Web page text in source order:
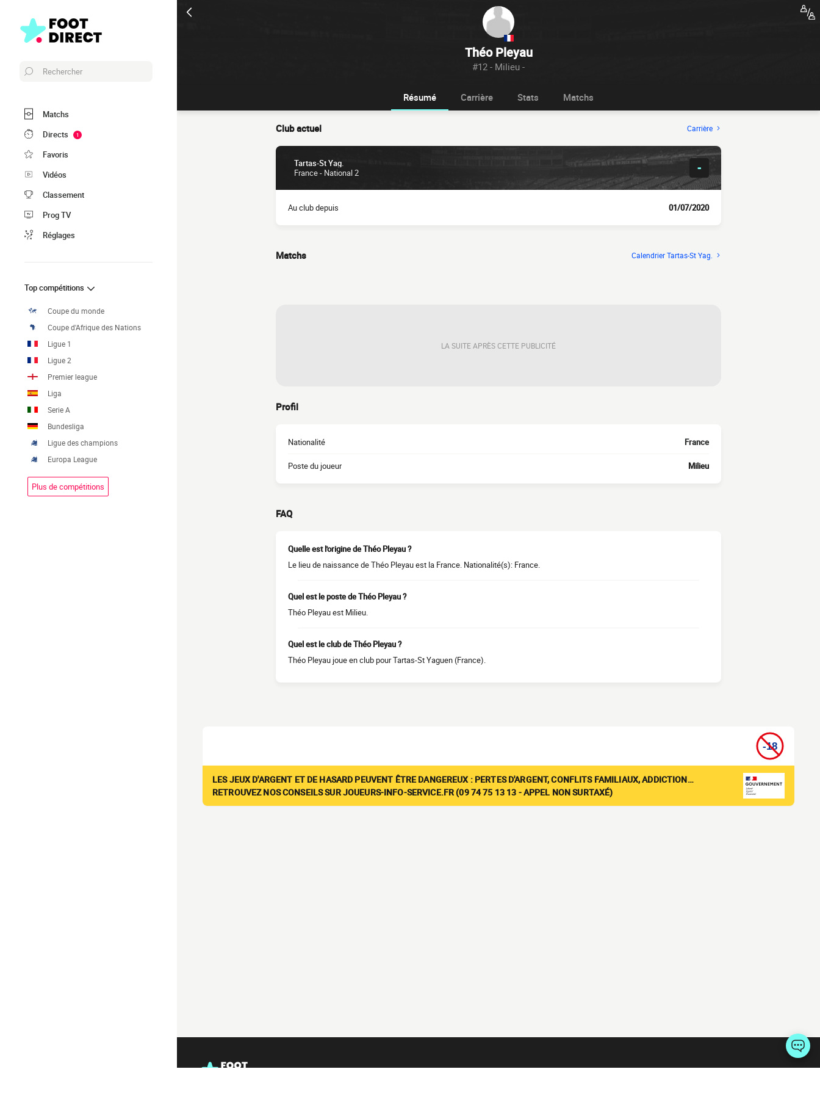
Théo Pleyau
#12 - Milieu -
Rechercher
Matchs
Directs
1
Favoris
Vidéos
Classement
Prog TV
Réglages
Top compétitions
Coupe du monde
Coupe d'Afrique des Nations
Ligue 1
Ligue 2
Premier league
Liga
Serie A
Bundesliga
Ligue des champions
Europa League
Plus de compétitions
Résumé Carrière Stats Matchs
Club actuel Carrière
Tartas-St Yag.
France - National 2
-
Au club depuis 01/07/2020
Matchs Calendrier Tartas-St Yag.
LA SUITE APRÈS CETTE PUBLICITÉ
Profil
Nationalité France
Poste du joueur Milieu
FAQ
Quelle est l'origine de Théo Pleyau ?
Le lieu de naissance de Théo Pleyau est la France. Nationalité(s): France.
Quel est le poste de Théo Pleyau ?
Théo Pleyau est Milieu.
Quel est le club de Théo Pleyau ?
Théo Pleyau joue en club pour Tartas-St Yaguen (France).
LES JEUX D'ARGENT ET DE HASARD PEUVENT ÊTRE DANGEREUX : PERTES D'ARGENT, CONFLITS FAMILIAUX, ADDICTION…
RETROUVEZ NOS CONSEILS SUR JOUEURS-INFO-SERVICE.FR (09 74 75 13 13 - APPEL NON SURTAXÉ)